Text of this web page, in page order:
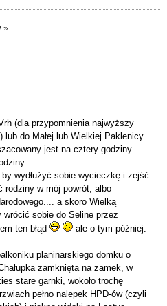
»
(dla przypomnienia najwyższy
do Małej lub Wielkiej Paklenicy.
jest na cztery godziny.
wydłużyć sobie wycieczkę i zejść
rodziny w mój powrót, albo
a skoro Wielką
wrócić sobie do Seline przez
ten błąd
ale o tym później.
planinarskiego domku o
zamknięta na zamek, w
stare garnki, wokoło trochę
pełno nalepek HPD-ów (czyli